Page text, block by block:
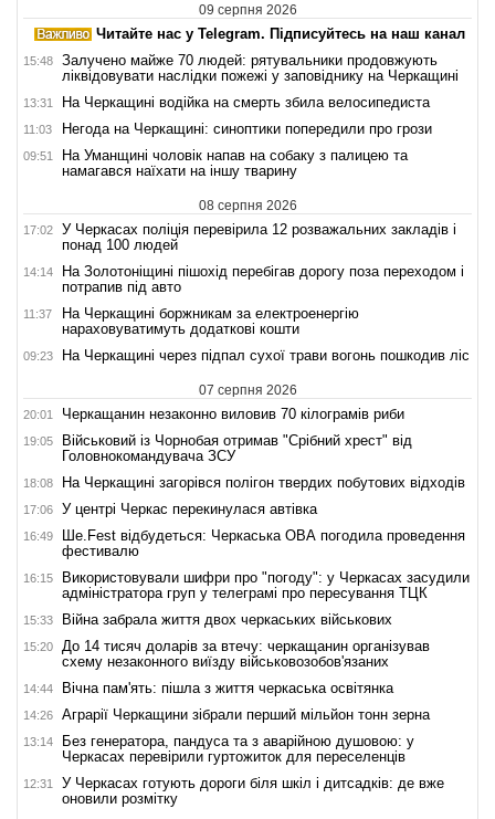
09 серпня 2026
Читайте нас у Telegram. Підписуйтесь на наш канал
15:48
Залучено майже 70 людей: рятувальники продовжують
ліквідовувати наслідки пожежі у заповіднику на Черкащині
13:31 На Черкащині водійка на смерть збила велосипедиста
11:03 Негода на Черкащині: синоптики попередили про грози
09:51
На Уманщині чоловік напав на собаку з палицею та
намагався наїхати на іншу тварину
08 серпня 2026
17:02
У Черкасах поліція перевірила 12 розважальних закладів і
понад 100 людей
14:14
На Золотоніщині пішохід перебігав дорогу поза переходом і
потрапив під авто
11:37
На Черкащині боржникам за електроенергію
нараховуватимуть додаткові кошти
09:23 На Черкащині через підпал сухої трави вогонь пошкодив ліс
07 серпня 2026
20:01 Черкащанин незаконно виловив 70 кілограмів риби
19:05
Військовий із Чорнобая отримав "Срібний хрест" від
Головнокомандувача ЗСУ
18:08 На Черкащині загорівся полігон твердих побутових відходів
17:06 У центрі Черкас перекинулася автівка
16:49
Ше.Fest відбудеться: Черкаська ОВА погодила проведення
фестивалю
16:15
Використовували шифри про "погоду": у Черкасах засудили
адміністратора груп у телеграмі про пересування ТЦК
15:33 Війна забрала життя двох черкаських військових
15:20
До 14 тисяч доларів за втечу: черкащанин організував
схему незаконного виїзду військовозобов'язаних
14:44 Вічна пам'ять: пішла з життя черкаська освітянка
14:26 Аграрії Черкащини зібрали перший мільйон тонн зерна
13:14
Без генератора, пандуса та з аварійною душовою: у
Черкасах перевірили гуртожиток для переселенців
12:31
У Черкасах готують дороги біля шкіл і дитсадків: де вже
оновили розмітку